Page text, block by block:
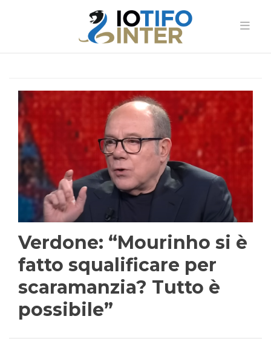
Verdone: “Mourinho si è
fatto squalificare per
scaramanzia? Tutto è
possibile”